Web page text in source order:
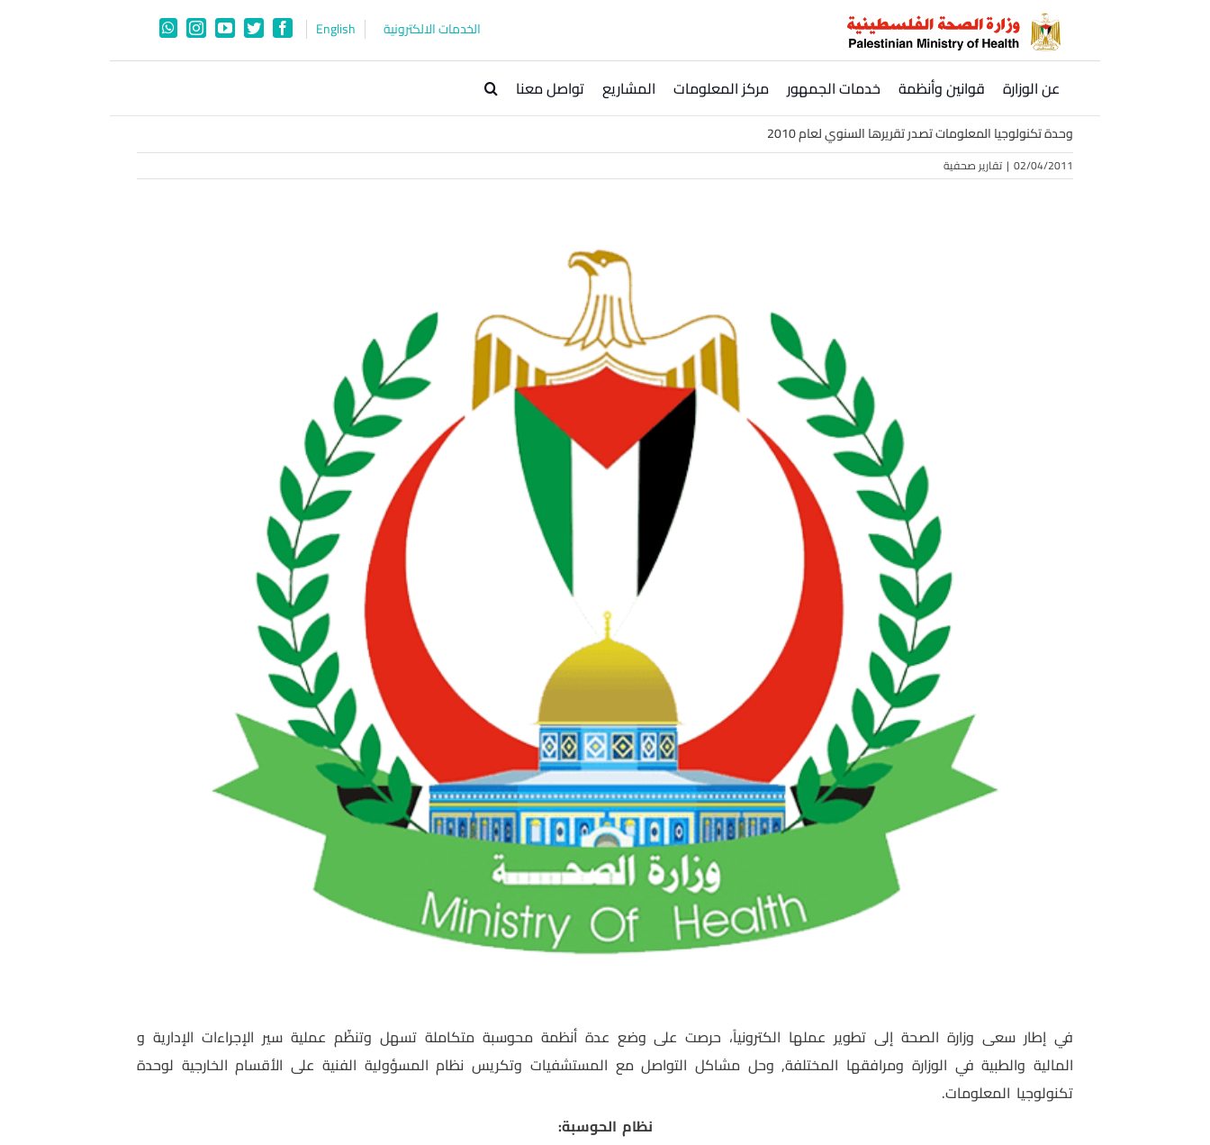
الخدمات الالكترونية English
Facebook
Twitter
YouTube
Instagram
WhatsApp
عن الوزارة قوانين وأنظمة خدمات الجمهور مركز المعلومات المشاريع تواصل معنا
وحدة تكنولوجيا المعلومات تصدر تقريرها السنوي لعام 2010
02/04/2011
| تقارير صحفية
في إطار سعى وزارة الصحة إلى تطوير عملها الكترونياً، حرصت على وضع عدة أنظمة محوسبة متكاملة تسهل وتنظّم عملية سير الإجراءات الإدارية و
المالية والطبية في الوزارة ومرافقها المختلفة, وحل مشاكل التواصل مع المستشفيات وتكريس نظام المسؤولية الفنية على الأقسام الخارجية لوحدة
تكنولوجيا المعلومات.
نظام الحوسبة: